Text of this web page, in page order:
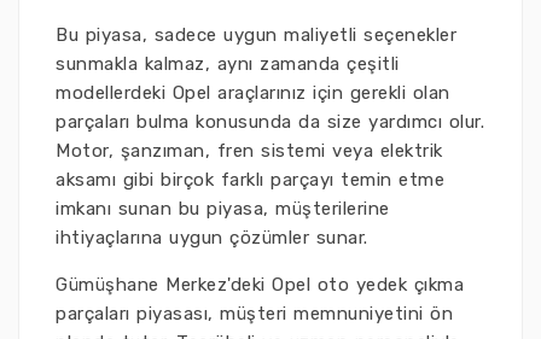
Bu piyasa, sadece uygun maliyetli seçenekler
sunmakla kalmaz, aynı zamanda çeşitli
modellerdeki Opel araçlarınız için gerekli olan
parçaları bulma konusunda da size yardımcı olur.
Motor, şanzıman, fren sistemi veya elektrik
aksamı gibi birçok farklı parçayı temin etme
imkanı sunan bu piyasa, müşterilerine
ihtiyaçlarına uygun çözümler sunar.
Gümüşhane Merkez'deki Opel oto yedek çıkma
parçaları piyasası, müşteri memnuniyetini ön